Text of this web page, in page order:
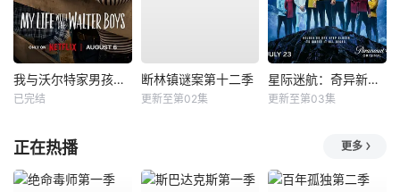
我与沃尔特家男孩的生活第三季
已完结
断林镇谜案第十二季
更新至第02集
星际迷航：奇异新世界第四季
更新至第03集
正在热播 更多